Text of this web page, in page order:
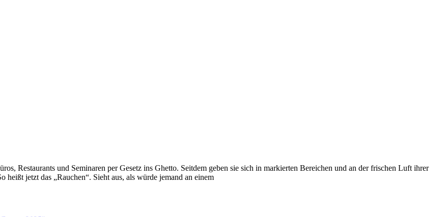
Restaurants und Seminaren per Gesetz ins Ghetto. Seitdem geben sie sich in markierten Bereichen und an der frischen Luft ihrer
jetzt das „Rauchen“. Sieht aus, als würde jemand an einem